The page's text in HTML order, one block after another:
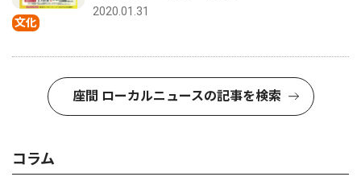
文化
2020.01.31
座間 ローカルニュースの記事を検索
コラム